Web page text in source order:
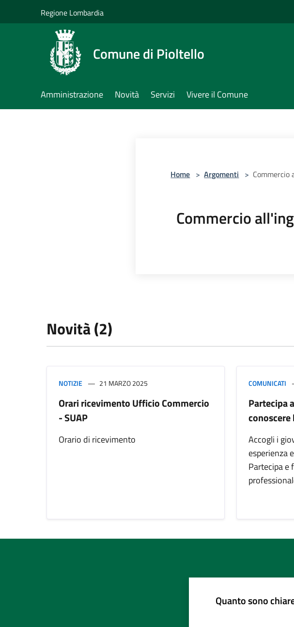
Regione Lombardia
Comune di Pioltello
Amministrazione Novità Servizi Vivere il Comune
Home > Argomenti > Commercio
Commercio
Novità (2)
NOTIZIE 21 MARZO 2025
Orari ricevimento Ufficio Commercio
- SUAP
Orario di ricevimento
COMUNICATI
Partecipa
Accogli i
esperienza
Partecipa e
Quanto sono